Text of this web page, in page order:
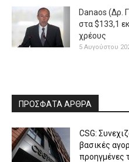
Danaos (Δρ.
στα $133,1
χρέους
5 Αυγούστου
ΠΡΟΣΦΑΤΑ ΑΡΘΡΑ
CSG:
βασικές
προηγμένες